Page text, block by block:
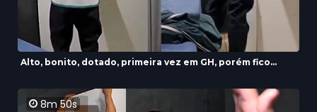
Alto, bonito, dotado, primeira vez em GH, porém fico...
8m 50s